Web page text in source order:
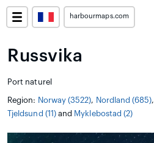
harbourmaps.com
Russvika
Port naturel
Region: Norway (3522), Nordland (685),
Tjeldsund (11)and Myklebostad (2)